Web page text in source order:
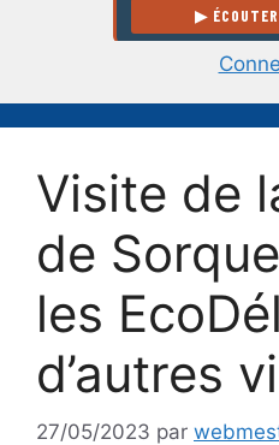
Visite de
de
les
d’autres
27/05/2023 par